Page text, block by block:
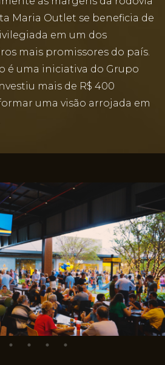
Maria Outlet se beneficia de
em um dos
mais promissores do país.
é uma iniciativa do Grupo
mais de R$ 400
uma visão arrojada em